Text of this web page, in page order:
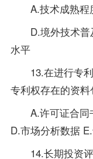
A.技术成熟程
D.境外技术普
水平
13.在进行专利
专利权存在的资料
A.许可证合同
D.市场分析数据
14.长期投资评